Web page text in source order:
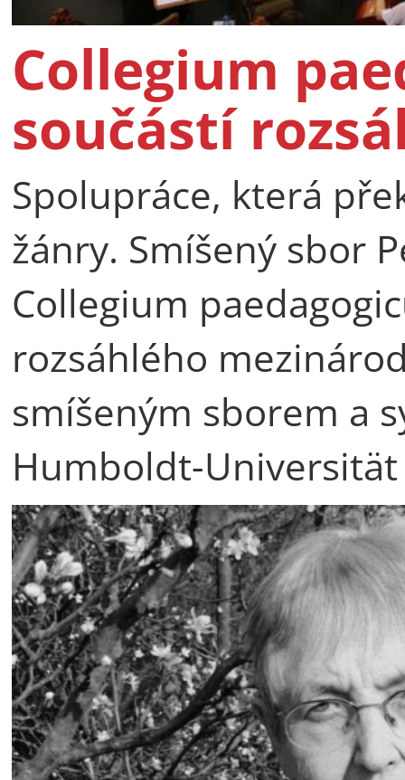
Collegium
součástí
Spolupráce, která
žánry. Smíšený sbor
Collegium
rozsáhlého
smíšeným sborem a
Humboldt-